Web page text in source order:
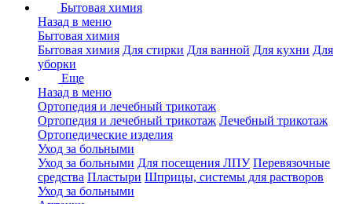
Бытовая химия
Назад в меню
Бытовая химия
Бытовая химия Для стирки Для ванной Для кухни Для
уборки
Еще
Назад в меню
Ортопедия и лечебный трикотаж
Ортопедия и лечебный трикотаж Лечебный трикотаж
Ортопедические изделия
Уход за больными
Уход за больными Для посещения ЛПУ Перевязочные
средства Пластыри Шприцы, системы для растворов
Уход за больными